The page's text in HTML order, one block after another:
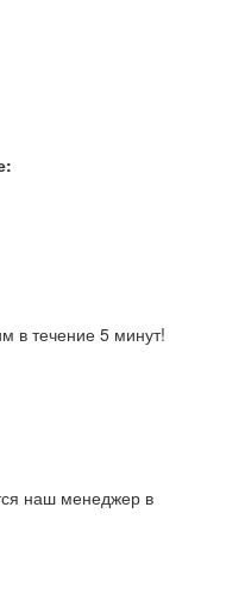
в течение 5 минут!
наш менеджер в